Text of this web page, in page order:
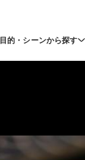
目的・シーンから探す